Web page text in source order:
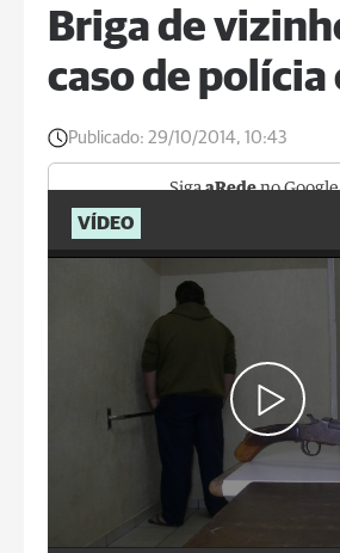
Briga de
caso de polícia
Publicado: 29/10/2014, 10:43
SigaaRedeno Google
VÍDEO